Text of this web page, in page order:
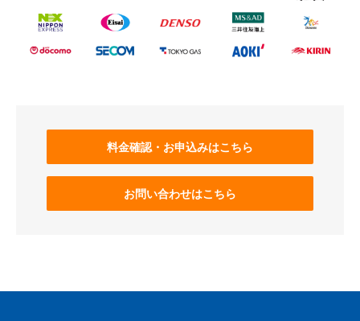
料金確認・お申込みはこちら
お問い合わせはこちら